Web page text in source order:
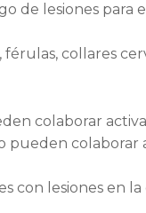
de lesiones para
férulas, collares
colaborar
pueden colaborar
con lesiones en